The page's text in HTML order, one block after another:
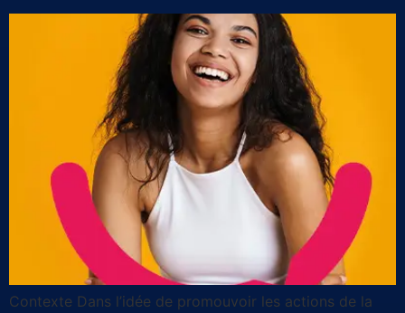
Contexte Dans l’idée de promouvoir les actions de la